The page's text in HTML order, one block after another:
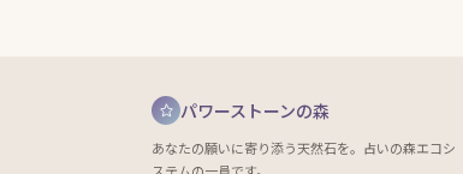
パワーストーンの森
あなたの願いに寄り添う天然石を。占いの森エコシ